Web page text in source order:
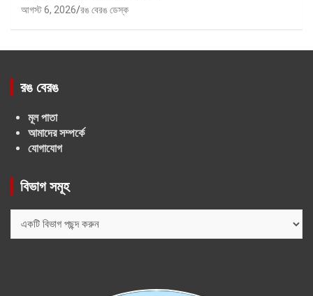
আগস্ট 6, 2026 রঙ বেরঙ ডেস্ক
রঙ বেরঙ
মূল পাতা
আমাদের সম্পর্কে
যোগাযোগ
বিভাগ সমূহ